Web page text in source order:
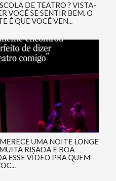
DE TEATRO ? VISTA-
VOCÊ SE SENTIR BEM. O
É QUE VOCÊ VEN...
UMA NOITE LONGE
RISADA E BOA
ESSE VÍDEO PRA QUEM